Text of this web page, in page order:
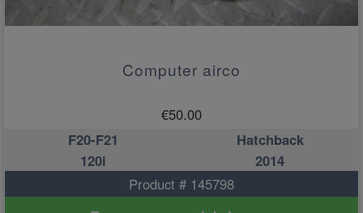
Computer airco
€50.00
F20-F21
Hatchback
120i
2014
Product # 145798